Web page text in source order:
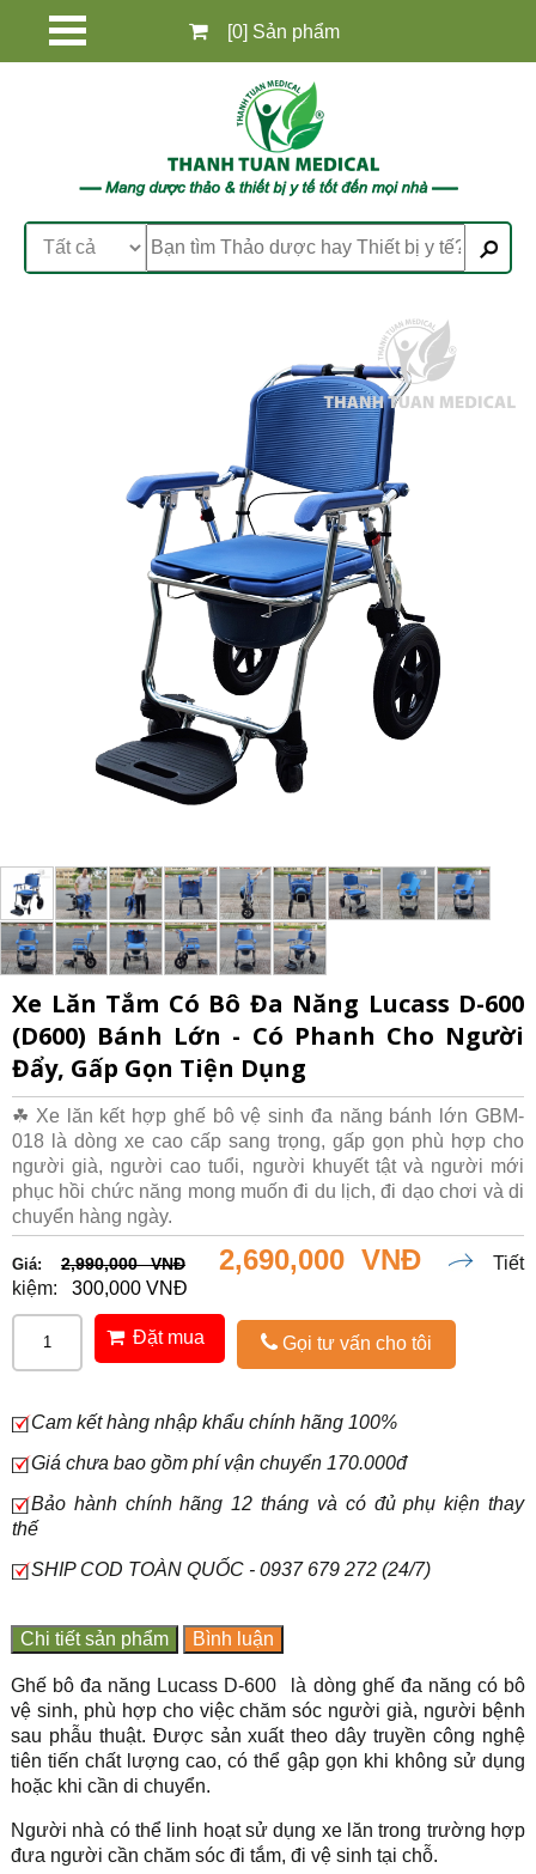
[0] Sản phẩm
Xe Lăn Tắm Có Bô Đa Năng Lucass D-600
(D600) Bánh Lớn - Có Phanh Cho Người
Đẩy, Gấp Gọn Tiện Dụng
☘ Xe lăn kết hợp ghế bô vệ sinh đa năng bánh lớn GBM-
018 là dòng xe cao cấp sang trọng, gấp gọn phù hợp cho
người già, người cao tuổi, người khuyết tật và người mới
phục hồi chức năng mong muốn đi du lịch, đi dạo chơi và di
chuyển hàng ngày.
Giá: 2,990,000 VNĐ 2,690,000 VNĐ
Tiết
kiệm:
300,000 VNĐ
Đặt mua Gọi tư vấn cho tôi
Cam kết hàng nhập khẩu chính hãng 100%
Giá chưa bao gồm phí vận chuyển 170.000đ
Bảo hành chính hãng 12 tháng và có đủ phụ kiện thay
thế
SHIP COD TOÀN QUỐC - 0937 679 272 (24/7)
Chi tiết sản phẩm Bình luận
Ghế bô đa năng Lucass D-600
là dòng ghế đa năng có bô
vệ sinh, phù hợp cho việc chăm sóc người già, người bệnh
sau phẫu thuật. Được sản xuất theo dây truyền công nghệ
tiên tiến chất lượng cao, có thể gập gọn khi không sử dụng
hoặc khi cần di chuyển.
Người nhà có thể linh hoạt sử dụng xe lăn trong trường hợp
đưa người cần chăm sóc đi tắm, đi vệ sinh tại chỗ.